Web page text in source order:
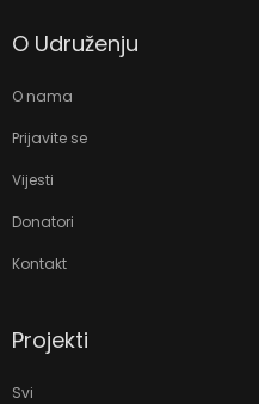
O Udruženju
O nama
Prijavite se
Vijesti
Donatori
Kontakt
Projekti
Svi